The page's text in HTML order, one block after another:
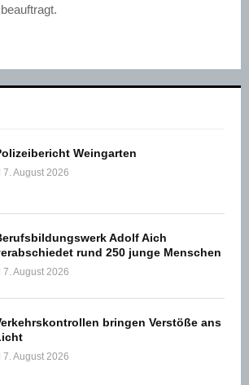
Weingarten
7. August 2026
Adolf Aich
rund 250 junge Menschen
7. August 2026
bringen Verstöße ans
7. August 2026